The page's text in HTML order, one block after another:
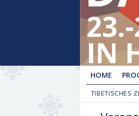
IN
HOME
TIBETISCHES